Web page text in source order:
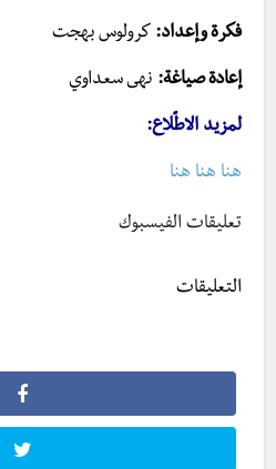
فكرة وإعداد: كرولوس بهجت
إعادة صياغة: نهى سعداوي
لمزيد الاطّلاع:
هنا هنا هنا
تعليقات الفيسبوك
التعليقات